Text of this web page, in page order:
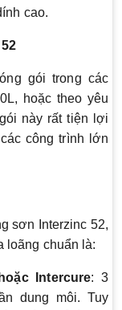
cao.
gói trong các
hoặc theo yêu
này rất tiện lợi
công trình lớn
sơn Interzinc 52,
loãng chuẩn là:
Intercure: 3
dung môi. Tuy